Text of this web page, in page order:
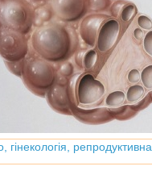
гінекологія, репродуктивна